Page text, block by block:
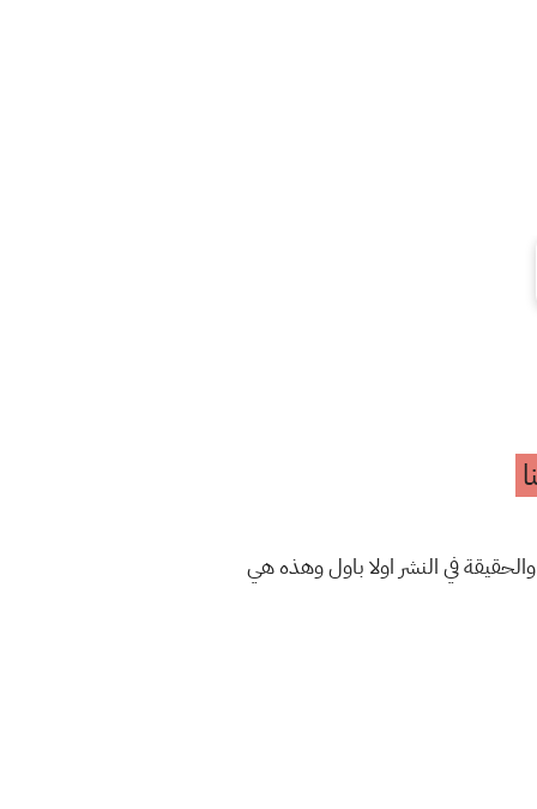
في النشر اولا باول وهذه هي